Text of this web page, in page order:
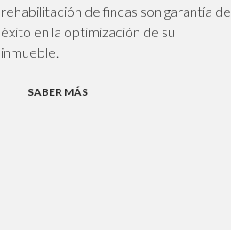
rehabilitación de fincas son garantía de
éxito en la optimización de su
inmueble.
SABER MÁS